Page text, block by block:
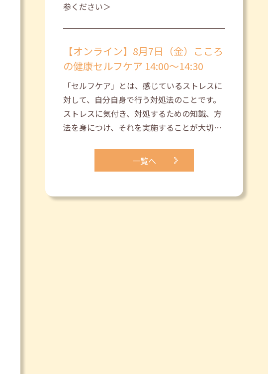
参ください＞
【オンライン】8月7日（金）こころ
の健康セルフケア 14:00～14:30
「セルフケア」とは、感じているストレスに
対して、自分自身で行う対処法のことです。
ストレスに気付き、対処するための知識、方
法を身につけ、それを実施することが大切…
一覧へ